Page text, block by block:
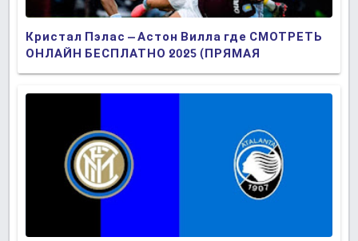
Кристал Пэлас – Астон Вилла где СМОТРЕТЬ
ОНЛАЙН БЕСПЛАТНО 2025 (ПРЯМАЯ
ТРАНСЛЯЦИЯ)